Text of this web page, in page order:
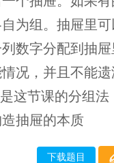
为组。抽屉里
数字分配到抽
况，并且不能遗
这节课的分组法
抽屉的本质
下载题目